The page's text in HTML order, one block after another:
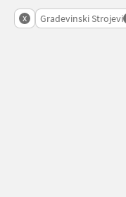
x Gradevinski Strojevi